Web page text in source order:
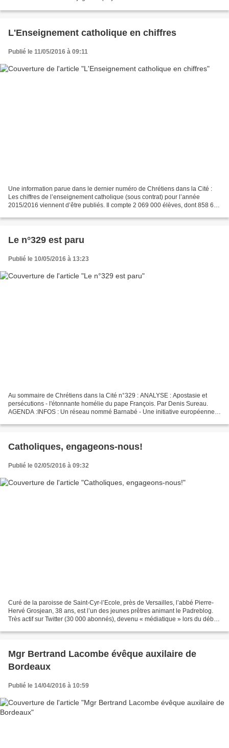
L'Enseignement catholique en chiffres
Publié le 11/05/2016 à 09:11
Une information parue dans le dernier numéro de Chrétiens dans la Cité :
Les chiffres de l’enseignement catholique (sous contrat) pour l’année
2015/2016 viennent d’être publiés. Il compte 2 069 000 élèves, dont 858 672
Le n°329 est paru
Publié le 10/05/2016 à 13:23
Au sommaire de Chrétiens dans la Cité n°329 : ANALYSE : Apostasie et
persécutions - l'étonnante homélie du pape François. Par Denis Sureau.
AGENDA :INFOS : Un réseau nommé Barnabé - Une initiative européenne
Catholiques, engageons-nous!
Publié le 02/05/2016 à 09:32
Curé de la paroisse de Saint-Cyr-l’Ecole, près de Versailles, l’abbé Pierre-
Hervé Grosjean, 38 ans, est l’un des jeunes prêtres animant le Padreblog.
Très actif sur Twitter (30 000 abonnés), devenu « médiatique » lors du débat
Mgr Bertrand Lacombe évêque auxilaire de
Bordeaux
Publié le 14/04/2016 à 10:59